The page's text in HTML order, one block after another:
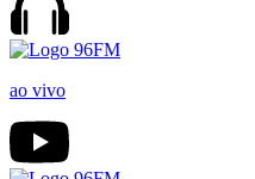
ao vivo